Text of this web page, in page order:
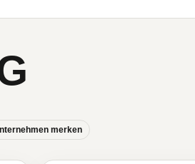
merken